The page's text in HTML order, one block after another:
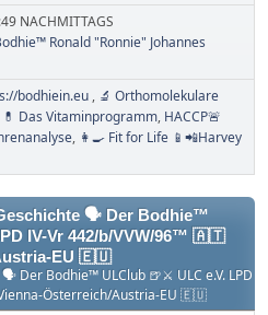
NACHMITTAGS
Ronald "Ronnie" Johannes
bodhiein.eu
🔬 Orthomolekulare
💊 Das Vitaminprogramm HACCP🚨
👩‍🍳 Fit for Life 📱📲Harvey
🗣 Der Bodhie™
IV-Vr 442/b/VVW/96™ 🇦🇹
EU 🇪🇺
Der Bodhie™ ULClub 🍺⚔ ULC e.V. LPD
Österreich/Austria-EU 🇪🇺